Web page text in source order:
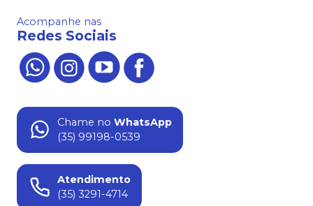
Acompanhe nas
Redes Sociais
Chame no WhatsApp
(35) 99198-0539
Atendimento
(35) 3291-4714